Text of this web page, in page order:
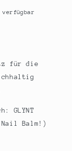
verfügbar
für die
GLYNT
Nail Balm!)